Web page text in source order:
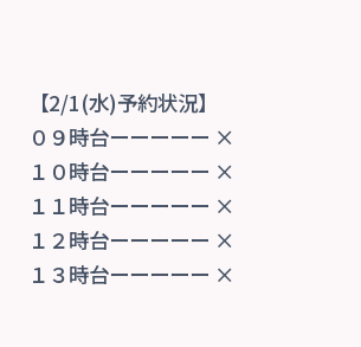
【2/1(水)予約状況】
０９時台ーーーーー ×
１０時台ーーーーー ×
１１時台ーーーーー ×
１２時台ーーーーー ×
１３時台ーーーーー ×